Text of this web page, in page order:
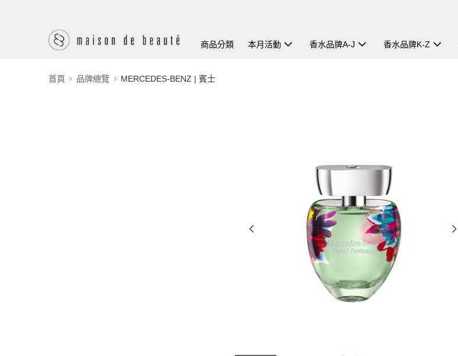
商品分類 本月活動 香水品牌A-J 香水品牌K-Z
首頁 品牌總覽 MERCEDES-BENZ | 賓士